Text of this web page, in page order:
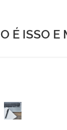
É ISSO E